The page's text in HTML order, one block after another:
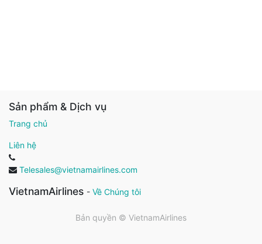
Sản phẩm & Dịch vụ
Trang chủ
Liên hệ
Telesales@vietnamairlines.com
VietnamAirlines - Về Chúng tôi
Bản quyền © VietnamAirlines